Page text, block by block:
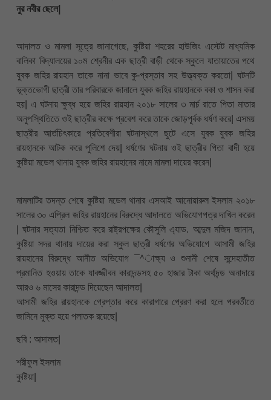
নুর নবীর ছেলে|
আদালত ও মামলা সূত্রে জানাগেছে, কুষ্টিয়া শহরের হাউজিং এস্টেট মাধ্যমিক
বালিকা বিদ্যালয়ের ১০ম শ্রেনীর এক ছাত্রী বাড়ী থেকে স্কুলে যাতায়াতের পথে
যুবক জহির রায়হান তাকে নানা ভাবে কু-প্রস্তাব সহ উত্ত্যক্ত করতো| ঘটনটি
ভূক্তভোগী ছাত্রী তার পরিবারকে জানালে যুবক জহির রায়হানকে বকা ও শাসন করা
হয়| এ ঘটনায় ক্ষুব্ধ হয়ে জহির রায়হান ২০১৮ সালের ৩ মার্চ রাতে পিতা মাতার
অনুপস্থিতিতে ওই ছাত্রীর কক্ষে প্রবেশ করে তাকে জোড়পূর্বক ধর্ষণ করে| এসময়
ছাত্রীর আর্তচিৎকারে প্রতিবেশীরা ঘটনাস্থলে ছুটে এসে যুবক যুবক জহির
রায়হানকে আটক করে পুলিশে দেয়| ধর্ষণের ঘটনায় ওই ছাত্রীর পিতা বাদী হয়ে
কুষ্টিয়া মডেল থানায় যুবক জহির রায়হানের নামে মামলা দায়ের করেন|
মামলাটির তদন্ত শেষে কুষ্টিয়া মডেল থানার এসআই আনোয়ারুল ইসলাম ২০১৮
সালের ৩০ এপ্রিল জহির রায়হানের বিরুদ্ধে আদালতে অভিযোগপত্র দাখিল করেন
| ঘটনার সত্যতা নিশ্চিত করে রাষ্ট্রপক্ষের কৌসুলি এ্যাড. আব্দুল মজিদ জানান,
কুষ্টিয়া সদর থানায় দায়ের করা স্কুল ছাত্রী ধর্ষণের অভিযোগে আসামী জহির
রায়হানের বিরুদ্ধে আনীত অভিযোগ ¯^াক্ষ্য ও শুনানী শেষে সন্দেহাতীত
প্রমানিত হওয়ায় তাকে যাবজ্জীবন কারাদন্ডসহ ৫০ হাজার টাকা অর্থদন্ড অনাদায়ে
আরও ৬ মাসের কারাদন্ড দিয়েছেন আদালত|
আসামী জহির রায়হানকে গ্রেপ্তার করে কারাগারে প্রেরণ করা হলে পরবর্তীতে
জামিনে মুক্ত হয়ে পলাতক রয়েছে|
ছবি : আদালত|
শরীফুল ইসলাম
কুষ্টিয়া|